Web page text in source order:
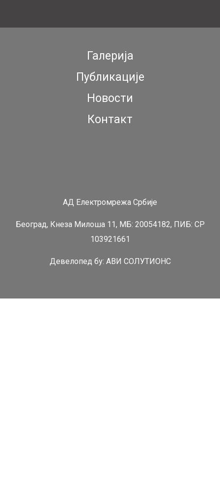
Галерија
Публикације
Новости
Контакт
АД Електромрежа Србије
Београд, Кнеза Милоша 11, МБ: 20054182, ПИБ: СР
103921661
Девелопед бy: АВИ СОЛУТИОНС